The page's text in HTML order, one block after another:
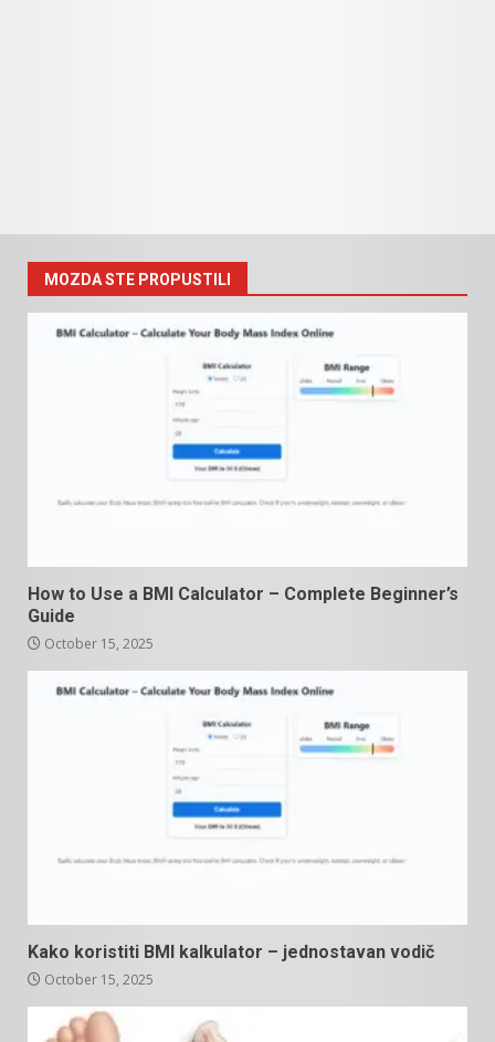
MOZDA STE PROPUSTILI
How to Use a BMI Calculator – Complete Beginner’s
Guide
October 15, 2025
Kako koristiti BMI kalkulator – jednostavan vodič
October 15, 2025